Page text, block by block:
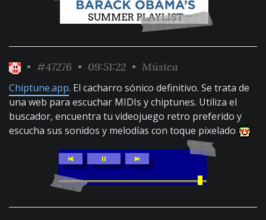
• #47276 • 09:51:22 • Música
Chiptune.app. El cacharro sónico definitivo. Se trata de
una web para escuchar MIDIs y chiptunes. Utiliza el
buscador, encuentra tu videojuego retro preferido y
escucha sus sonidos y melodías con toque pixelado